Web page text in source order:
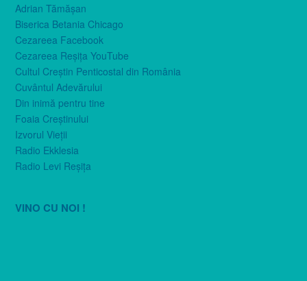
Adrian Tămăşan
Biserica Betania Chicago
Cezareea Facebook
Cezareea Reşiţa YouTube
Cultul Creştin Penticostal din România
Cuvântul Adevărului
Din inimă pentru tine
Foaia Creştinului
Izvorul Vieţii
Radio Ekklesia
Radio Levi Reşiţa
VINO CU NOI !